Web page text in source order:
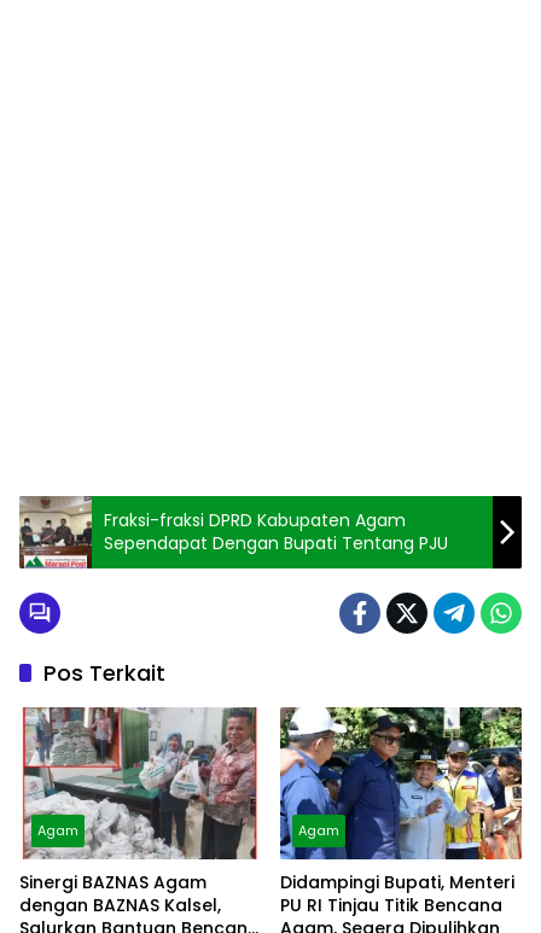
Fraksi-fraksi DPRD Kabupaten Agam
Sependapat Dengan Bupati Tentang PJU
Pos Terkait
Agam
Sinergi BAZNAS Agam
dengan BAZNAS Kalsel,
Salurkan Bantuan Bencana
Agam
Didampingi Bupati, Menteri
PU RI Tinjau Titik Bencana
Agam, Segera Dipulihkan